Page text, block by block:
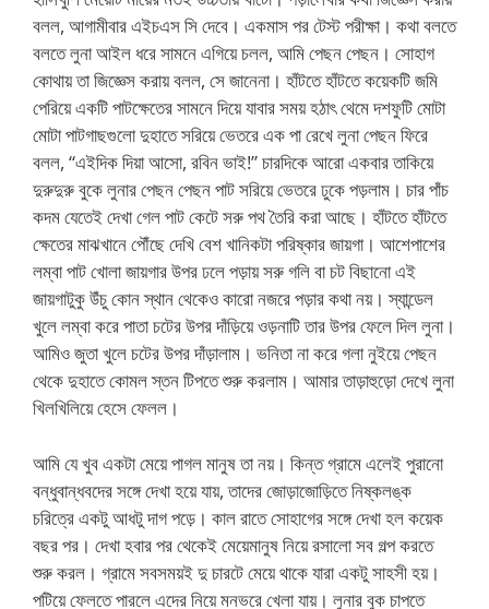
বলল, আগামীবার এইচএস সি দেবে। একমাস পর টেস্ট পরীক্ষা। কথা বলতে
বলতে লুনা আইল ধরে সামনে এগিয়ে চলল, আমি পেছন পেছন। সোহাগ
কোথায় তা জিজ্ঞেস করায় বলল, সে জানেনা। হাঁটতে হাঁটতে কয়েকটি জমি
পেরিয়ে একটি পাটক্ষেতের সামনে দিয়ে যাবার সময় হঠাৎ থেমে দশফুটি মোটা
মোটা পাটগাছগুলো দুহাতে সরিয়ে ভেতরে এক পা রেখে লুনা পেছন ফিরে
বলল, “এইদিক দিয়া আসো, রবিন ভাই!” চারদিকে আরো একবার তাকিয়ে
দুরুদুরু বুকে লুনার পেছন পেছন পাট সরিয়ে ভেতরে ঢুকে পড়লাম। চার পাঁচ
কদম যেতেই দেখা গেল পাট কেটে সরু পথ তৈরি করা আছে। হাঁটতে হাঁটতে
ক্ষেতের মাঝখানে পৌঁছে দেখি বেশ খানিকটা পরিষ্কার জায়গা। আশেপাশের
লম্বা পাট খোলা জায়গার উপর ঢলে পড়ায় সরু গলি বা চট বিছানো এই
জায়গাটুকু উঁচু কোন স্থান থেকেও কারো নজরে পড়ার কথা নয়। স্যান্ডেল
খুলে লম্বা করে পাতা চটের উপর দাঁড়িয়ে ওড়নাটি তার উপর ফেলে দিল লুনা।
আমিও জুতা খুলে চটের উপর দাঁড়ালাম। ভনিতা না করে গলা নুইয়ে পেছন
থেকে দুহাতে কোমল স্তন টিপতে শুরু করলাম। আমার তাড়াহুড়ো দেখে লুনা
খিলখিলিয়ে হেসে ফেলল।
আমি যে খুব একটা মেয়ে পাগল মানুষ তা নয়। কিন্ত গ্রামে এলেই পুরানো
বন্ধুবান্ধবদের সঙ্গে দেখা হয়ে যায়, তাদের জোড়াজোড়িতে নিষ্কলঙ্ক
চরিত্রে একটু আধটু দাগ পড়ে। কাল রাতে সোহাগের সঙ্গে দেখা হল কয়েক
বছর পর। দেখা হবার পর থেকেই মেয়েমানুষ নিয়ে রসালো সব গল্প করতে
শুরু করল। গ্রামে সবসময়ই দু চারটে মেয়ে থাকে যারা একটু সাহসী হয়।
পটিয়ে ফেলতে পারলে এদের নিয়ে মনভরে খেলা যায়। লুনার বুক চাপতে